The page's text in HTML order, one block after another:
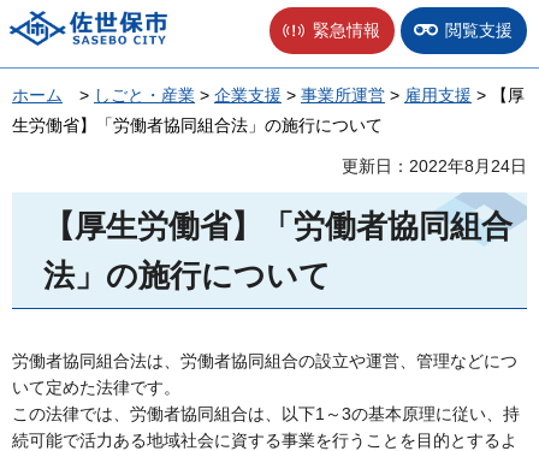
佐世保市 緊急情報 閲覧支援
ホーム > しごと・産業 > 企業支援 > 事業所運営 > 雇用支援 > 【厚
生労働省】「労働者協同組合法」の施行について
更新日：2022年8月24日
【厚生労働省】「労働者協同組合
法」の施行について
労働者協同組合法は、労働者協同組合の設立や運営、管理などにつ
いて定めた法律です。
この法律では、労働者協同組合は、以下1～3の基本原理に従い、持
続可能で活力ある地域社会に資する事業を行うことを目的とするよ